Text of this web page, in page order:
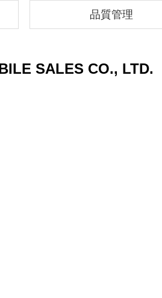
品質管理
SALES CO., LTD.